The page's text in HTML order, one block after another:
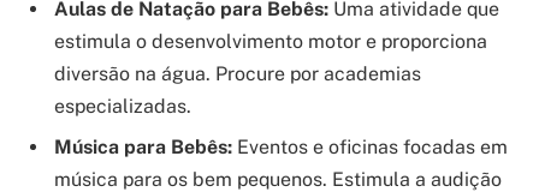
Aulas de Natação para Bebês: Uma atividade que
estimula o desenvolvimento motor e proporciona
diversão na água. Procure por academias
especializadas.
Música para Bebês: Eventos e oficinas focadas em
música para os bem pequenos. Estimula a audição